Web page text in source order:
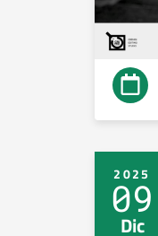
2025
09
Dic